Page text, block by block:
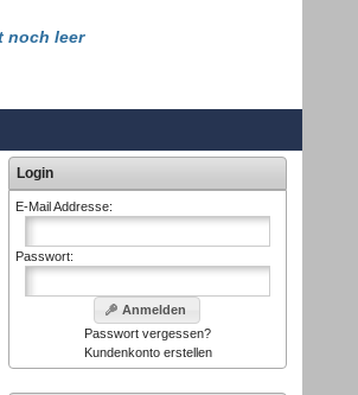
noch leer
Login
E-Mail Addresse:
Passwort:
Anmelden
Passwort vergessen?
Kundenkonto erstellen